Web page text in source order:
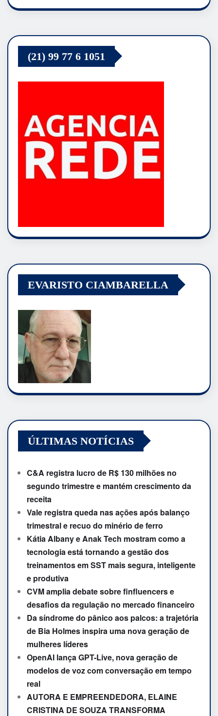
(21) 99 77 6 1051
EVARISTO CIAMBARELLA
ÚLTIMAS NOTÍCIAS
C&A registra lucro de R$ 130 milhões no
segundo trimestre e mantém crescimento da
receita
Vale registra queda nas ações após balanço
trimestral e recuo do minério de ferro
Kátia Albany e Anak Tech mostram como a
tecnologia está tornando a gestão dos
treinamentos em SST mais segura, inteligente
e produtiva
CVM amplia debate sobre finfluencers e
desafios da regulação no mercado financeiro
Da síndrome do pânico aos palcos: a trajetória
de Bia Holmes inspira uma nova geração de
mulheres líderes
OpenAI lança GPT-Live, nova geração de
modelos de voz com conversação em tempo
real
AUTORA E EMPREENDEDORA, ELAINE
CRISTINA DE SOUZA TRANSFORMA